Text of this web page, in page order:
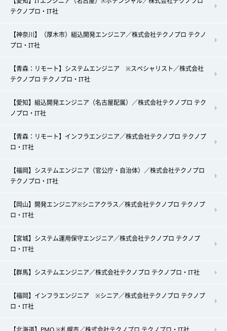
テクノプロ・IT社
【神奈川】（厚木市）組込開発エンジニア／株式会社テクノプロ テクノ
プロ・IT社
【青森：リモート】システムエンジニア ※スペシャリスト／株式会社
テクノプロ テクノプロ・IT社
【愛知】組込開発エンジニア（名古屋配属）／株式会社テクノプロ テク
ノプロ・IT社
【青森：リモート】インフラエンジニア／株式会社テクノプロ テクノプ
ロ・IT社
【福岡】システムエンジニア（官公庁・自治体）／株式会社テクノプロ
テクノプロ・IT社
【岡山】開発エンジニア※シニアクラス／株式会社テクノプロ テクノプ
ロ・IT社
【宮城】システム運用保守エンジニア／株式会社テクノプロ テクノプ
ロ・IT社
【群馬】システムエンジニア／株式会社テクノプロ テクノプロ・IT社
【福岡】インフラエンジニア ※シニア／株式会社テクノプロ テクノプ
ロ・IT社